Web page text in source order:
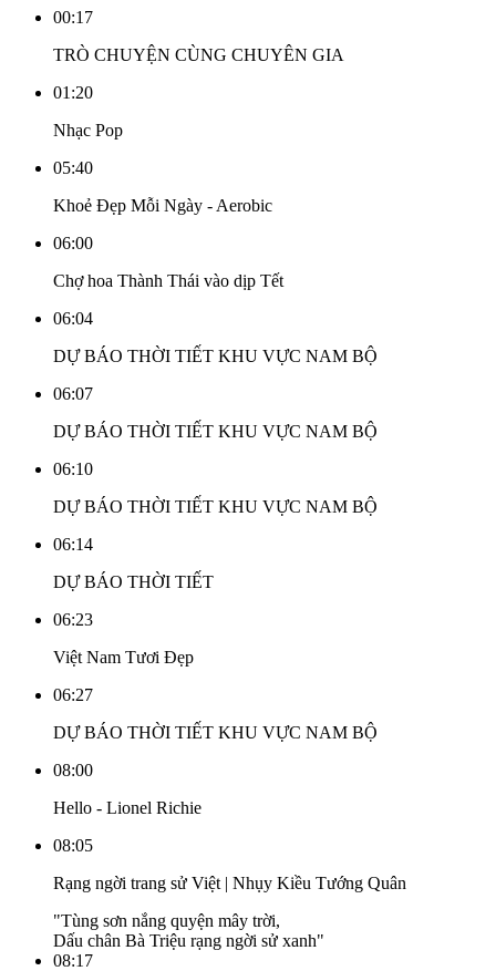
00:17
TRÒ CHUYỆN CÙNG CHUYÊN GIA
01:20
Nhạc Pop
05:40
Khoẻ Đẹp Mỗi Ngày - Aerobic
06:00
Chợ hoa Thành Thái vào dịp Tết
06:04
DỰ BÁO THỜI TIẾT KHU VỰC NAM BỘ
06:07
DỰ BÁO THỜI TIẾT KHU VỰC NAM BỘ
06:10
DỰ BÁO THỜI TIẾT KHU VỰC NAM BỘ
06:14
DỰ BÁO THỜI TIẾT
06:23
Việt Nam Tươi Đẹp
06:27
DỰ BÁO THỜI TIẾT KHU VỰC NAM BỘ
08:00
Hello - Lionel Richie
08:05
Rạng ngời trang sử Việt | Nhụy Kiều Tướng Quân
"Tùng sơn nắng quyện mây trời,
Dấu chân Bà Triệu rạng ngời sử xanh"
08:17